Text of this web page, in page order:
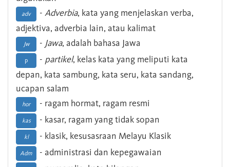
adv - Adverbia, kata yang menjelaskan verba,
adjektiva, adverbia lain, atau kalimat
Jw - Jawa, adalah bahasa Jawa
p - partikel, kelas kata yang meliputi kata
depan, kata sambung, kata seru, kata sandang,
ucapan salam
hor - ragam hormat, ragam resmi
kas - kasar, ragam yang tidak sopan
kl - klasik, kesusasraan Melayu Klasik
Adm - administrasi dan kepegawaian